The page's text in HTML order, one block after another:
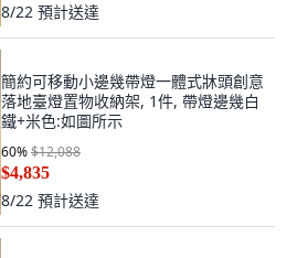
8/22 預計送達
簡約可移動小邊幾帶燈一體式牀頭創意
落地臺燈置物收納架, 1件, 帶燈邊幾白
鐵+米色:如圖所示
60%$12,088
$4,835
8/22 預計送達